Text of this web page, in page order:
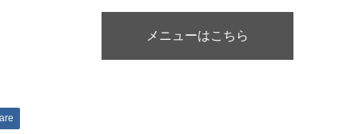
メニューはこちら